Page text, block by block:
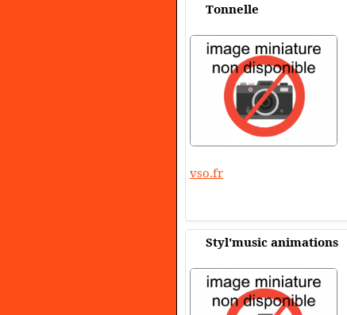
Tonnelle
vso.fr
Styl'music animations